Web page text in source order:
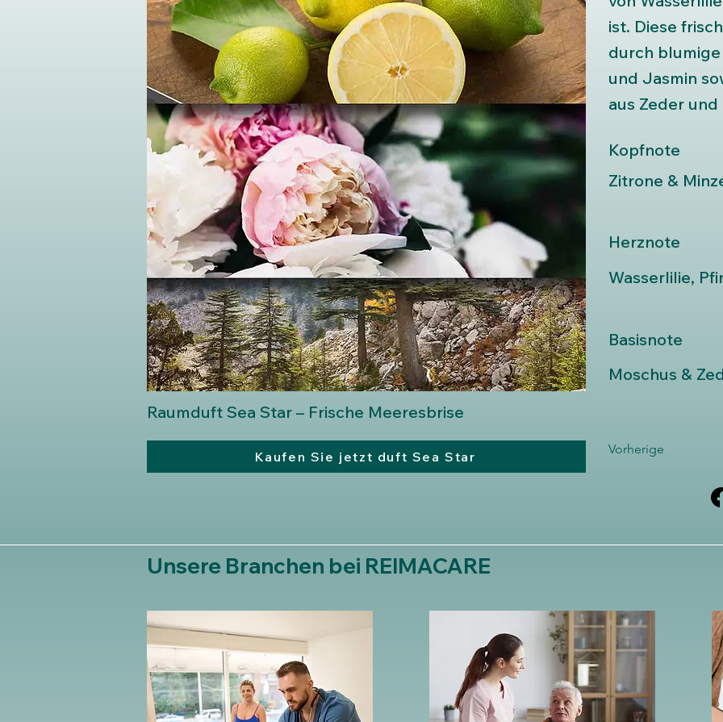
ist. Diese
durch
und Jasmin
aus Zeder
Kopfnote
Zitrone &
Herznote
Wasserlilie,
Basisnote
Moschus &
Raumduft Sea Star – Frische Meeresbrise
Kaufen Sie jetzt duft Sea Star Vorherige
Unsere Branchen bei REIMACARE